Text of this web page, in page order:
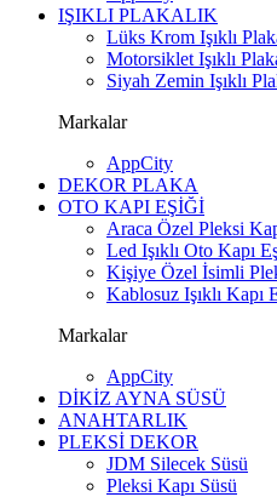
IŞIKLI PLAKALIK
Lüks Krom Işıklı
Motorsiklet Işıklı
Siyah Zemin Işıklı
Markalar
AppCity
DEKOR PLAKA
OTO KAPI EŞİĞİ
Araca Özel Pleksi
Led Işıklı Oto Kapı
Kişiye Özel İsimli
Kablosuz Işıklı Kapı
Markalar
AppCity
DİKİZ AYNA SÜSÜ
ANAHTARLIK
PLEKSİ DEKOR
JDM Silecek Süsü
Pleksi Kapı Süsü